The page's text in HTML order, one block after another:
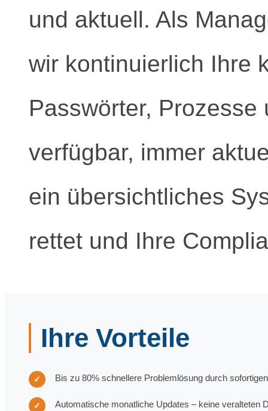
und aktuell. Als
wir kontinuierlich Ihre
Passwörter,
verfügbar, immer
ein übersichtliches
rettet und Ihre
Ihre Vorteile
✓ Bis zu 80% schnellere Problemlösung durch
✓ Automatische monatliche Updates – keine veralteten